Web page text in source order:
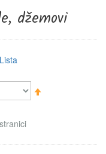
džemovi
Lista
Sortiraj